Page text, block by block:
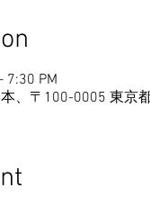
7:30 PM
本、〒100-0005 東京